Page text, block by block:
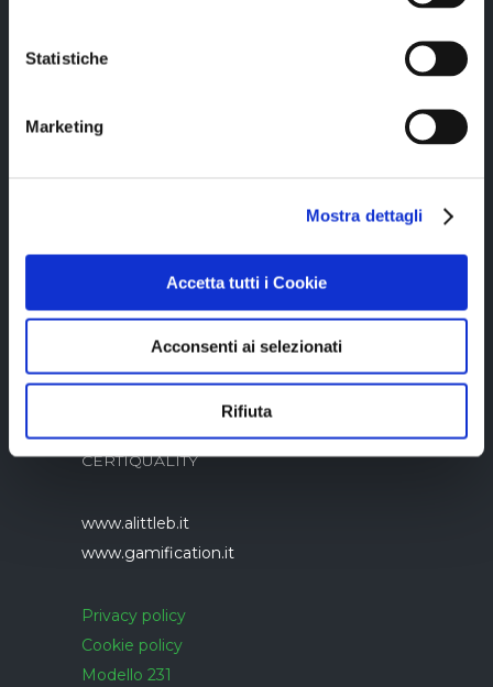
Statistiche
Marketing
Mostra dettagli
Accetta tutti i Cookie
Acconsenti ai selezionati
Rifiuta
Azienda con sistema di gestione qualità
CERTIQUALITY
www.alittleb.it
www.gamification.it
Privacy policy
Cookie policy
Modello 231